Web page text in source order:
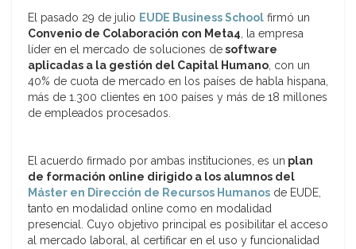
El pasado 29 de julio EUDE Business School firmó un
Convenio de Colaboración con Meta4, la empresa
líder en el mercado de soluciones desoftware
aplicadas a la gestión del Capital Humano, con un
40% de cuota de mercado en los países de habla hispana,
más de 1.300 clientes en 100 países y más de 18 millones
de empleados procesados.
El acuerdo firmado por ambas instituciones, es un plan
de formación online dirigido a los alumnos del
Máster en Dirección de Recursos Humanos de EUDE,
tanto en modalidad online como en modalidad
presencial. Cuyo objetivo principal es posibilitar el acceso
al mercado laboral, al certificar en el uso y funcionalidad